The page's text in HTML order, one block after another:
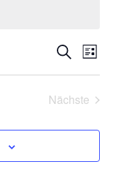
Suche
SucheListe
Nächste